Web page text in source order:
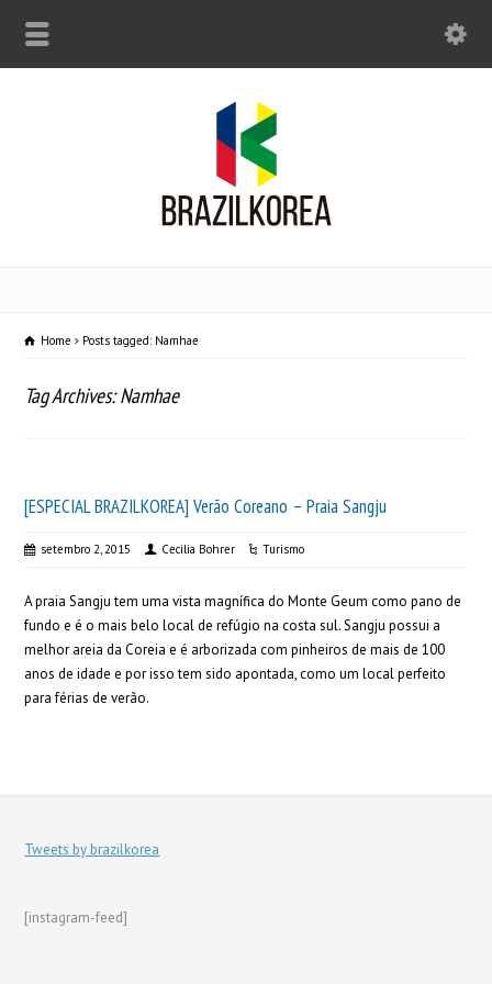
Home Posts tagged: Namhae
Tag Archives: Namhae
[ESPECIAL BRAZILKOREA] Verão Coreano – Praia Sangju
setembro 2, 2015 Cecilia Bohrer Turismo
A praia Sangju tem uma vista magnífica do Monte Geum como pano de
fundo e é o mais belo local de refúgio na costa sul. Sangju possui a
melhor areia da Coreia e é arborizada com pinheiros de mais de 100
anos de idade e por isso tem sido apontada, como um local perfeito
para férias de verão.
Tweets by brazilkorea
[instagram-feed]